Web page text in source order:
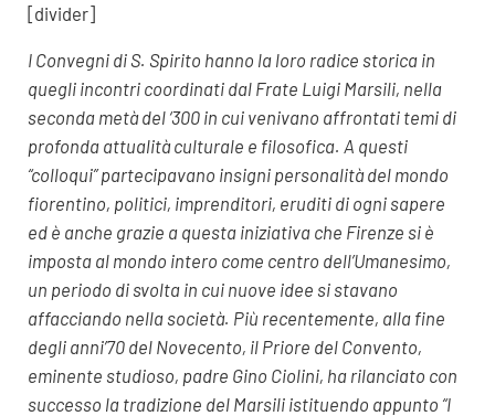
[divider]
I Convegni di S. Spirito hanno la loro radice storica in
quegli incontri coordinati dal Frate Luigi Marsili, nella
seconda metà del ‘300 in cui venivano affrontati temi di
profonda attualità culturale e filosofica. A questi
“colloqui” partecipavano insigni personalità del mondo
fiorentino, politici, imprenditori, eruditi di ogni sapere
ed è anche grazie a questa iniziativa che Firenze si è
imposta al mondo intero come centro dell’Umanesimo,
un periodo di svolta in cui nuove idee si stavano
affacciando nella società. Più recentemente, alla fine
degli anni’70 del Novecento, il Priore del Convento,
eminente studioso, padre Gino Ciolini, ha rilanciato con
successo la tradizione del Marsili istituendo appunto “I